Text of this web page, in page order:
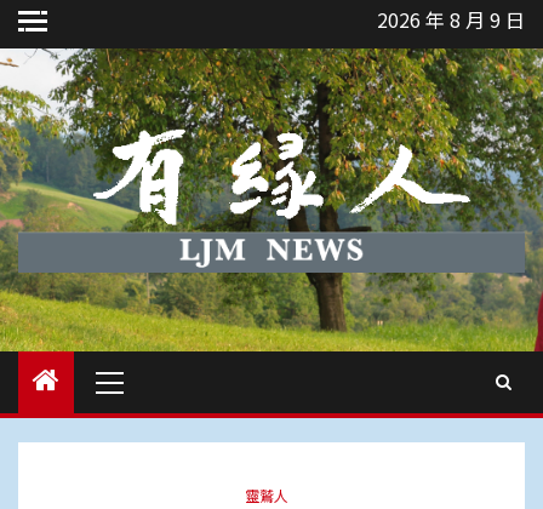
Skip
to
content
2026 年 8 月 9 日
Menu
靈鷲人